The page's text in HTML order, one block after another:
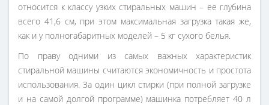
относится к классу узких стиральных машин – ее глубина
всего 41,6 см, при этом максимальная загрузка такая же,
как и у полногабаритных моделей – 5 кг сухого белья.
По праву одними из самых важных характеристик
стиральной машины считаются экономичность и простота
использования. За один цикл стирки (при полной загрузке
и на самой долгой программе) машинка потребляет 40 л